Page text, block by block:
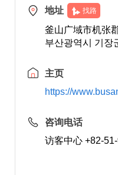
地址 找路
釜山广域市机张
부산광역시 기장
主页
https://
咨询电话
访客中心 +82-